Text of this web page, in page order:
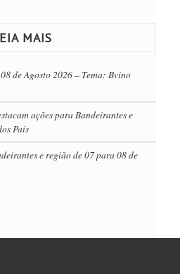
MAIS
de Agosto 2026 – Tema: Bvino
ações para Bandeirantes e
Pais
e região de 07 para 08 de